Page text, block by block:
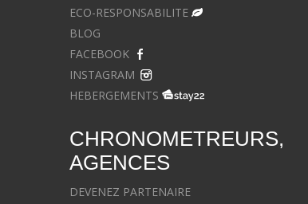
ECO-RESPONSABILITE
BLOG
FACEBOOK
INSTAGRAM
HEBERGEMENTS
CHRONOMETREURS,
AGENCES
DEVENEZ PARTENAIRE